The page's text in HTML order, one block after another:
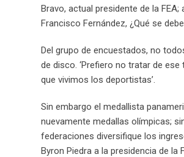
Bravo, actual presidente de la
Francisco Fernández, ¿Qué se
Del grupo de encuestados, no
de disco. ‘Prefiero no tratar de
que vivimos los deportistas’.
Sin embargo el medallista
nuevamente medallas olímpicas;
federaciones diversifique los
Byron Piedra a la presidencia de la